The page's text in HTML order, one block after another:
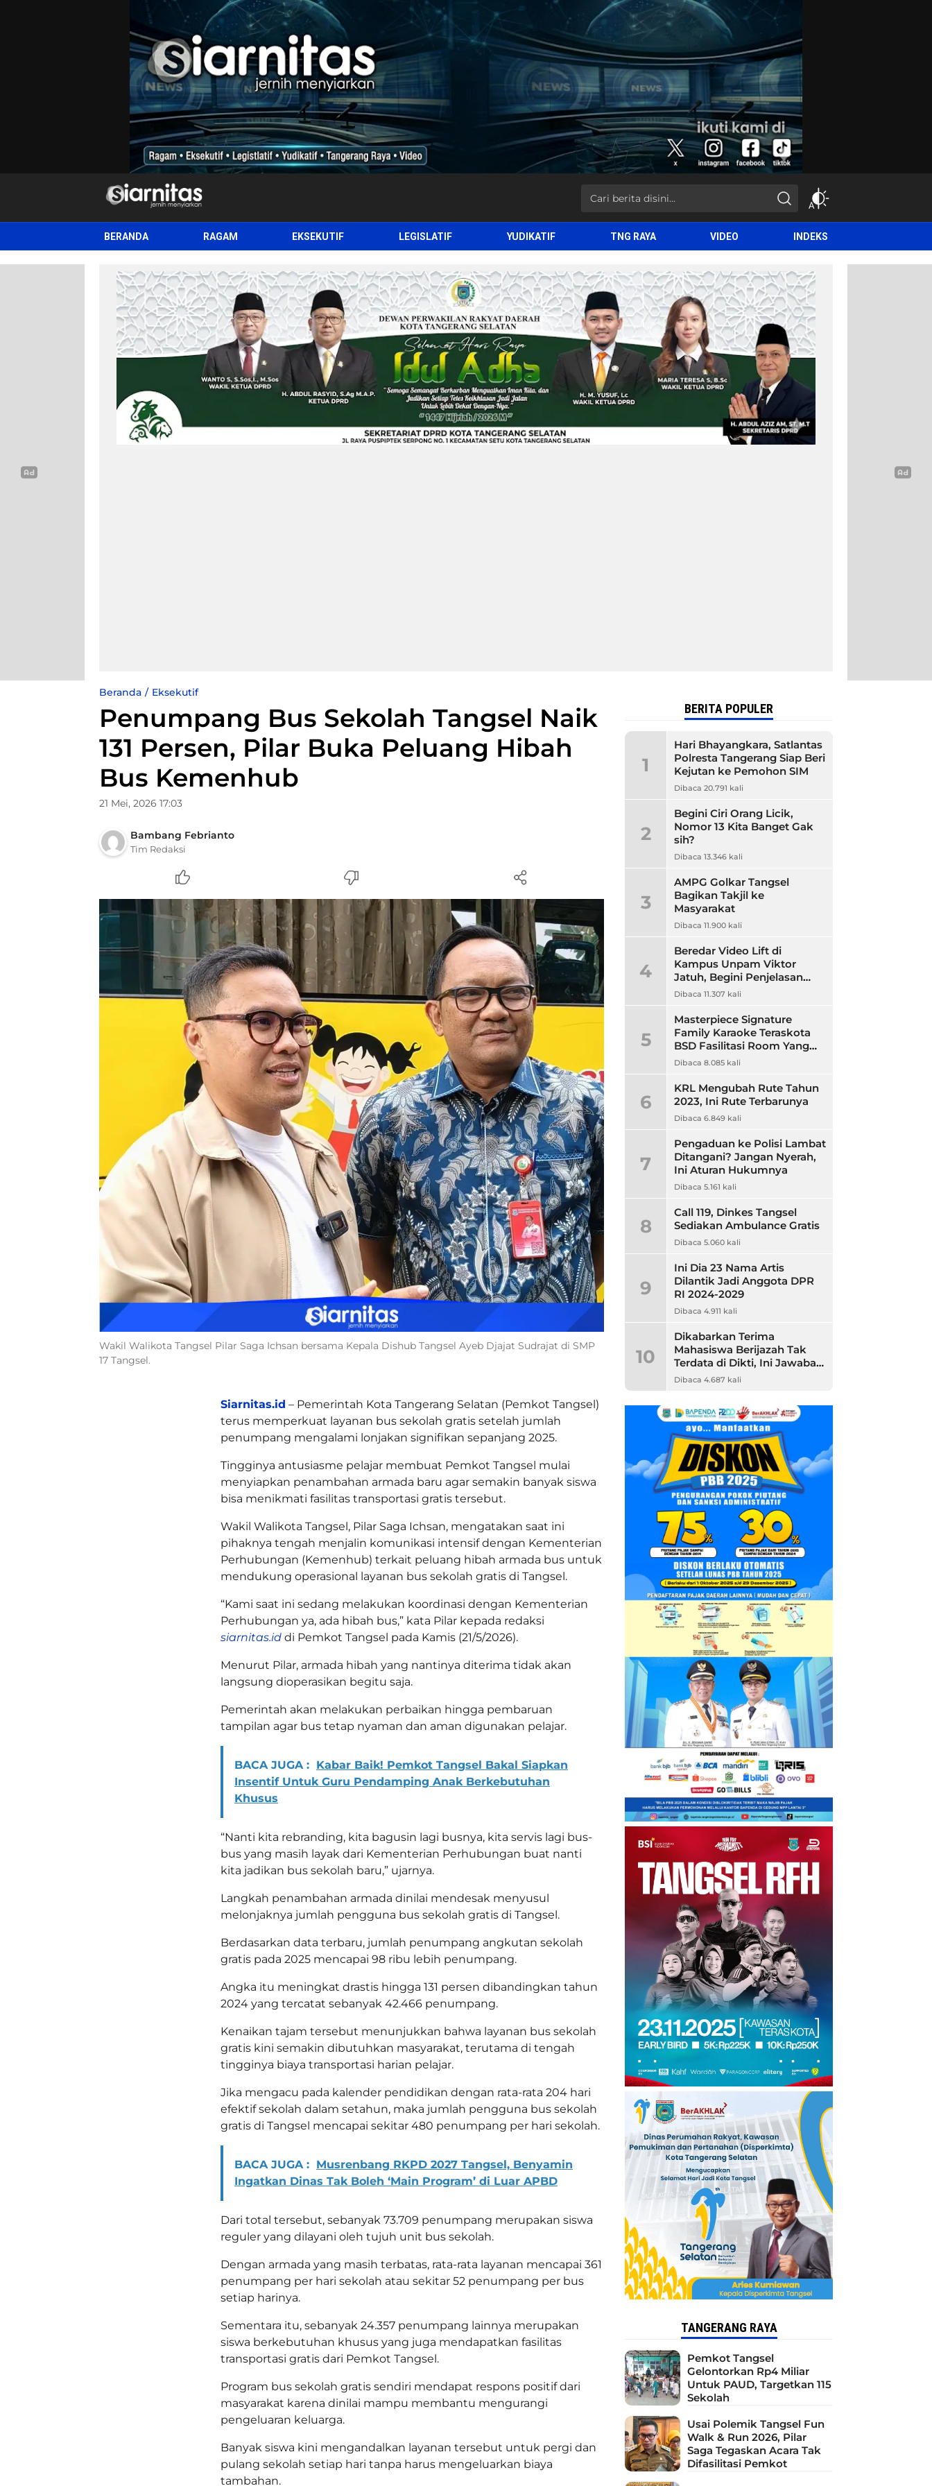
siarnitas
Jernih Menyiarkan
BERANDA RAGAM EKSEKUTIF LEGISLATIF YUDIKATIF TNG RAYA VIDEO INDEKS
Beranda Eksekutif
Penumpang Bus Sekolah Tangsel Naik
131 Persen, Pilar Buka Peluang Hibah
Bus Kemenhub
21 Mei, 2026 17:03
Bambang Febrianto
Tim Redaksi
Wakil Walikota Tangsel Pilar Saga Ichsan bersama Kepala Dishub Tangsel Ayeb Djajat Sudrajat di SMP
17 Tangsel.
Siarnitas.id – Pemerintah Kota Tangerang Selatan (Pemkot Tangsel)
terus memperkuat layanan bus sekolah gratis setelah jumlah
penumpang mengalami lonjakan signifikan sepanjang 2025.
Tingginya antusiasme pelajar membuat Pemkot Tangsel mulai
menyiapkan penambahan armada baru agar semakin banyak siswa
bisa menikmati fasilitas transportasi gratis tersebut.
Wakil Walikota Tangsel, Pilar Saga Ichsan, mengatakan saat ini
pihaknya tengah menjalin komunikasi intensif dengan Kementerian
Perhubungan (Kemenhub) terkait peluang hibah armada bus untuk
mendukung operasional layanan bus sekolah gratis di Tangsel.
“Kami saat ini sedang melakukan koordinasi dengan Kementerian
Perhubungan ya, ada hibah bus,” kata Pilar kepada redaksi
siarnitas.id di Pemkot Tangsel pada Kamis (21/5/2026).
Menurut Pilar, armada hibah yang nantinya diterima tidak akan
langsung dioperasikan begitu saja.
Pemerintah akan melakukan perbaikan hingga pembaruan
tampilan agar bus tetap nyaman dan aman digunakan pelajar.
BACA JUGA : Kabar Baik! Pemkot Tangsel Bakal Siapkan
Insentif Untuk Guru Pendamping Anak Berkebutuhan
Khusus
“Nanti kita rebranding, kita bagusin lagi busnya, kita servis lagi bus-
bus yang masih layak dari Kementerian Perhubungan buat nanti
kita jadikan bus sekolah baru,” ujarnya.
Langkah penambahan armada dinilai mendesak menyusul
melonjaknya jumlah pengguna bus sekolah gratis di Tangsel.
Berdasarkan data terbaru, jumlah penumpang angkutan sekolah
gratis pada 2025 mencapai 98 ribu lebih penumpang.
Angka itu meningkat drastis hingga 131 persen dibandingkan tahun
2024 yang tercatat sebanyak 42.466 penumpang.
Kenaikan tajam tersebut menunjukkan bahwa layanan bus sekolah
gratis kini semakin dibutuhkan masyarakat, terutama di tengah
tingginya biaya transportasi harian pelajar.
Jika mengacu pada kalender pendidikan dengan rata-rata 204 hari
efektif sekolah dalam setahun, maka jumlah pengguna bus sekolah
gratis di Tangsel mencapai sekitar 480 penumpang per hari sekolah.
BACA JUGA : Musrenbang RKPD 2027 Tangsel, Benyamin
Ingatkan Dinas Tak Boleh ‘Main Program’ di Luar APBD
Dari total tersebut, sebanyak 73.709 penumpang merupakan siswa
reguler yang dilayani oleh tujuh unit bus sekolah.
Dengan armada yang masih terbatas, rata-rata layanan mencapai 361
penumpang per hari sekolah atau sekitar 52 penumpang per bus
setiap harinya.
Sementara itu, sebanyak 24.357 penumpang lainnya merupakan
siswa berkebutuhan khusus yang juga mendapatkan fasilitas
transportasi gratis dari Pemkot Tangsel.
Program bus sekolah gratis sendiri mendapat respons positif dari
masyarakat karena dinilai mampu membantu mengurangi
pengeluaran keluarga.
Banyak siswa kini mengandalkan layanan tersebut untuk pergi dan
pulang sekolah setiap hari tanpa harus mengeluarkan biaya
tambahan.
BERITA POPULER
1
Hari Bhayangkara, Satlantas
Polresta Tangerang Siap Beri
Kejutan ke Pemohon SIM
Dibaca 20.791 kali
2
Begini Ciri Orang Licik,
Nomor 13 Kita Banget Gak
sih?
Dibaca 13.346 kali
3
AMPG Golkar Tangsel
Bagikan Takjil ke
Masyarakat
Dibaca 11.900 kali
4
Beredar Video Lift di
Kampus Unpam Viktor
Jatuh, Begini Penjelasan
Rektor Unpam
Dibaca 11.307 kali
5
Masterpiece Signature
Family Karaoke Teraskota
BSD Fasilitasi Room Yang
Nyaman dan Harga
Dibaca 8.085 kali
6
KRL Mengubah Rute Tahun
2023, Ini Rute Terbarunya
Dibaca 6.849 kali
7
Pengaduan ke Polisi Lambat
Ditangani? Jangan Nyerah,
Ini Aturan Hukumnya
Dibaca 5.161 kali
8
Call 119, Dinkes Tangsel
Sediakan Ambulance Gratis
Dibaca 5.060 kali
9
Ini Dia 23 Nama Artis
Dilantik Jadi Anggota DPR
RI 2024-2029
Dibaca 4.911 kali
10
Dikabarkan Terima
Mahasiswa Berijazah Tak
Terdata di Dikti, Ini Jawaban
Unpam
Dibaca 4.687 kali
TANGERANG RAYA
Pemkot Tangsel
Gelontorkan Rp4 Miliar
Untuk PAUD, Targetkan 115
Sekolah
Usai Polemik Tangsel Fun
Walk & Run 2026, Pilar
Saga Tegaskan Acara Tak
Difasilitasi Pemkot